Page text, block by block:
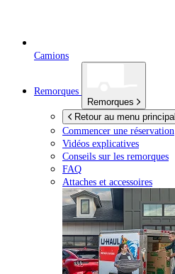
Camions
Remorques
Remorques
Retour au menu principal
Commencer une réservation
Vidéos explicatives
Conseils sur les remorques
FAQ
Attaches et accessoires